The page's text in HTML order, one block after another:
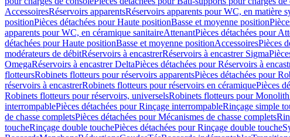
AccessoiresRéservoirs apparentsRéservoirs apparents pour WC, en matière
positionPièces détachées pour Haute positionBasse et moyenne position
apparents pour WC, en céramique sanitaireAttenantPièces détachées pour
détachées pour Haute positionBasse et moyenne positionAccessoiresPièces
modérateurs de débitRéservoirs à encastrerRéservoirs à encastrer Sigma
OmegaRéservoirs à encastrer DeltaPièces détachées pour Réservoirs à
flotteursRobinets flotteurs pour réservoirs apparentsPièces détachées pour
réservoirs à encastrerRobinets flotteurs pour réservoirs en céramiquePièces
Robinets flotteurs pour réservoirs, universelsRobinets flotteurs pour Monolith
interrompablePièces détachées pour Rinçage interrompableRinçage simple
de chasse completsPièces détachées pour Mécanismes de chasse complets
toucheRinçage double touchePièces détachées pour Rinçage double touche